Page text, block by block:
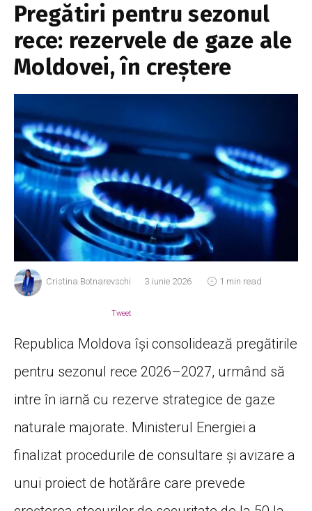
Pregătiri pentru sezonul
rece: rezervele de gaze ale
Moldovei, în creștere
Cristina Botnarevschi 3 iunie 2026 1 min read
Tweet
Republica Moldova își consolidează pregătirile
pentru sezonul rece 2026–2027, urmând să
intre în iarnă cu rezerve strategice de gaze
naturale majorate. Ministerul Energiei a
finalizat procedurile de consultare și avizare a
unui proiect de hotărâre care prevede